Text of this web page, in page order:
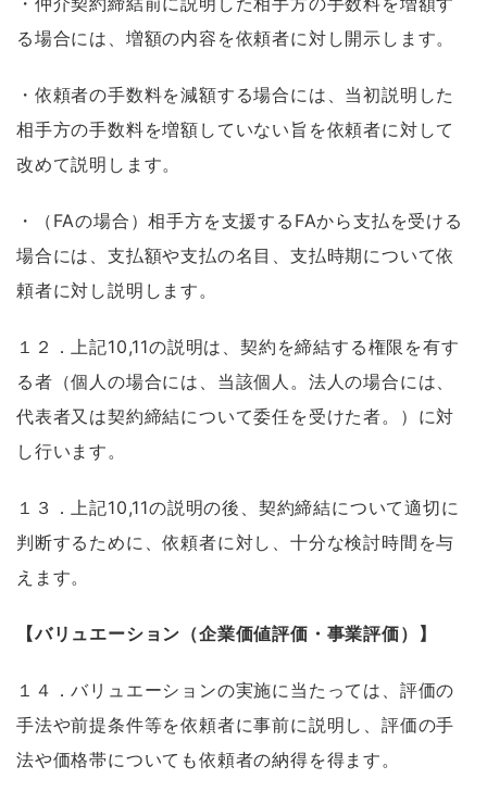
る場合には、増額の内容を依頼者に対し開示します。
・依頼者の手数料を減額する場合には、当初説明した
相手方の手数料を増額していない旨を依頼者に対して
改めて説明します。
・（FAの場合）相手方を支援するFAから支払を受ける
場合には、支払額や支払の名目、支払時期について依
頼者に対し説明します。
１２．上記10,11の説明は、契約を締結する権限を有す
る者（個人の場合には、当該個人。法人の場合には、
代表者又は契約締結について委任を受けた者。）に対
し行います。
１３．上記10,11の説明の後、契約締結について適切に
判断するために、依頼者に対し、十分な検討時間を与
えます。
【バリュエーション（企業価値評価・事業評価）】
１４．バリュエーションの実施に当たっては、評価の
手法や前提条件等を依頼者に事前に説明し、評価の手
法や価格帯についても依頼者の納得を得ます。